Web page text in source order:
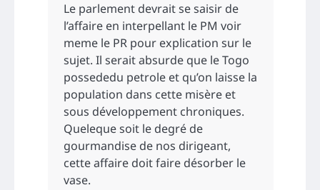
Le parlement devrait se saisir de
l’affaire en interpellant le PM voir
meme le PR pour explication sur le
sujet. Il serait absurde que le Togo
possededu petrole et qu’on laisse la
population dans cette misère et
sous développement chroniques.
Queleque soit le degré de
gourmandise de nos dirigeant,
cette affaire doit faire désorber le
vase.